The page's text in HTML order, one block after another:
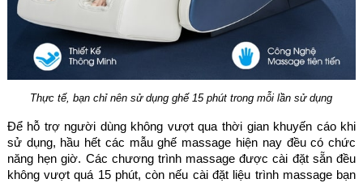
Thực tế, bạn chỉ nên sử dụng ghế 15 phút trong mỗi lần sử dụng
Để hỗ trợ người dùng không vượt qua thời gian khuyến cáo khi
sử dụng, hầu hết các mẫu ghế massage hiện nay đều có chức
năng hẹn giờ. Các chương trình massage được cài đặt sẵn đều
không vượt quá 15 phút, còn nếu cài đặt liệu trình massage bạn